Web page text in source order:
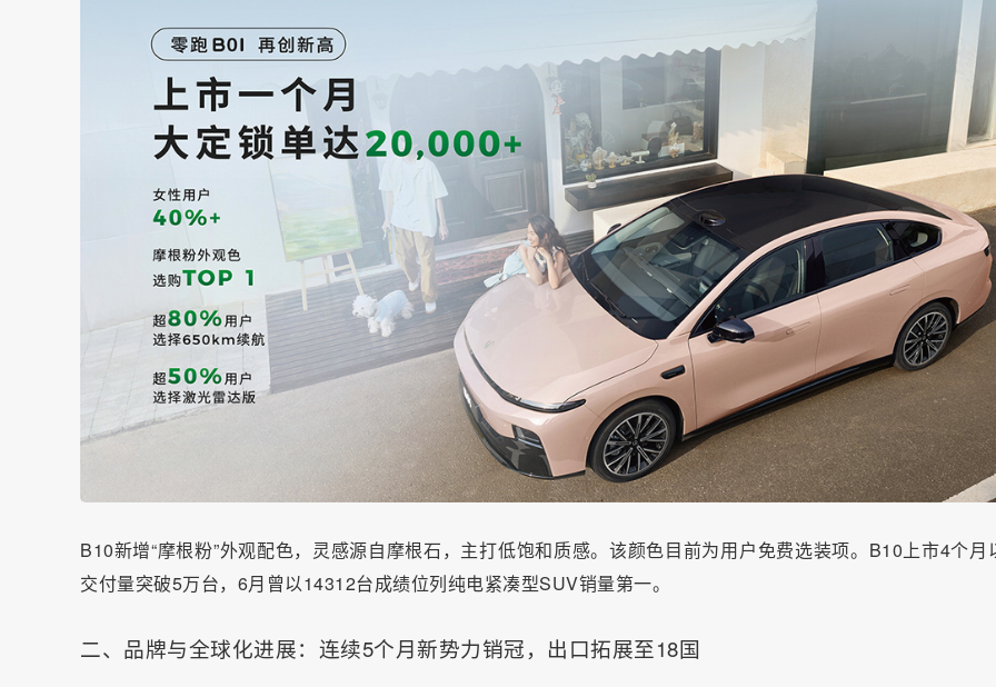
B10新增“摩根粉”外观配色，灵感源自摩根石，主打低饱和质感。该颜色目前为用户免费选装项。B10上市4个月
交付量突破5万台，6月曾以14312台成绩位列纯电紧凑型SUV销量第一。
二、品牌与全球化进展：连续5个月新势力销冠，出口拓展至18国